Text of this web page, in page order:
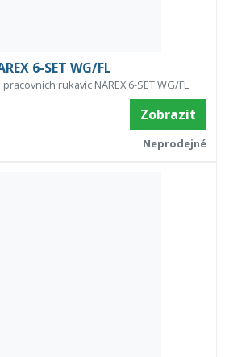
6-SET WG/FL
rukavic NAREX 6-SET WG/FL
Zobrazit
Neprodejné